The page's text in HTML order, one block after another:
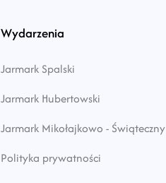
Wydarzenia
Jarmark Spalski
Jarmark Hubertowski
Jarmark Mikołajkowo - Świąteczny
Polityka prywatności